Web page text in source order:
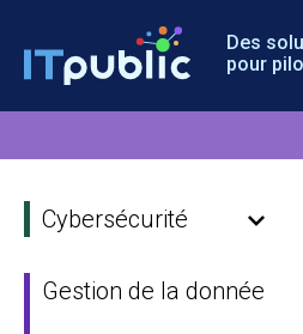
Des
pour
Cybersécurité
Gestion de la donnée